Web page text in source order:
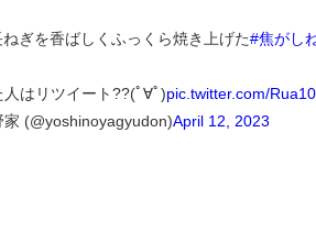
ぎを香ばしくふっくら焼き上げた#焦がし
はリツイート??(ﾟ∀ﾟ)pic.twitter.com/
(@yoshinoyagyudon)April 12, 2023